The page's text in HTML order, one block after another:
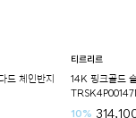
드 체인반지
티르리르
14K 핑크골드
10%